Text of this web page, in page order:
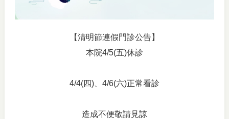
【清明節連假門診公告】
本院4/5(五)休診
4/4(四)、4/6(六)正常看診
造成不便敬請見諒